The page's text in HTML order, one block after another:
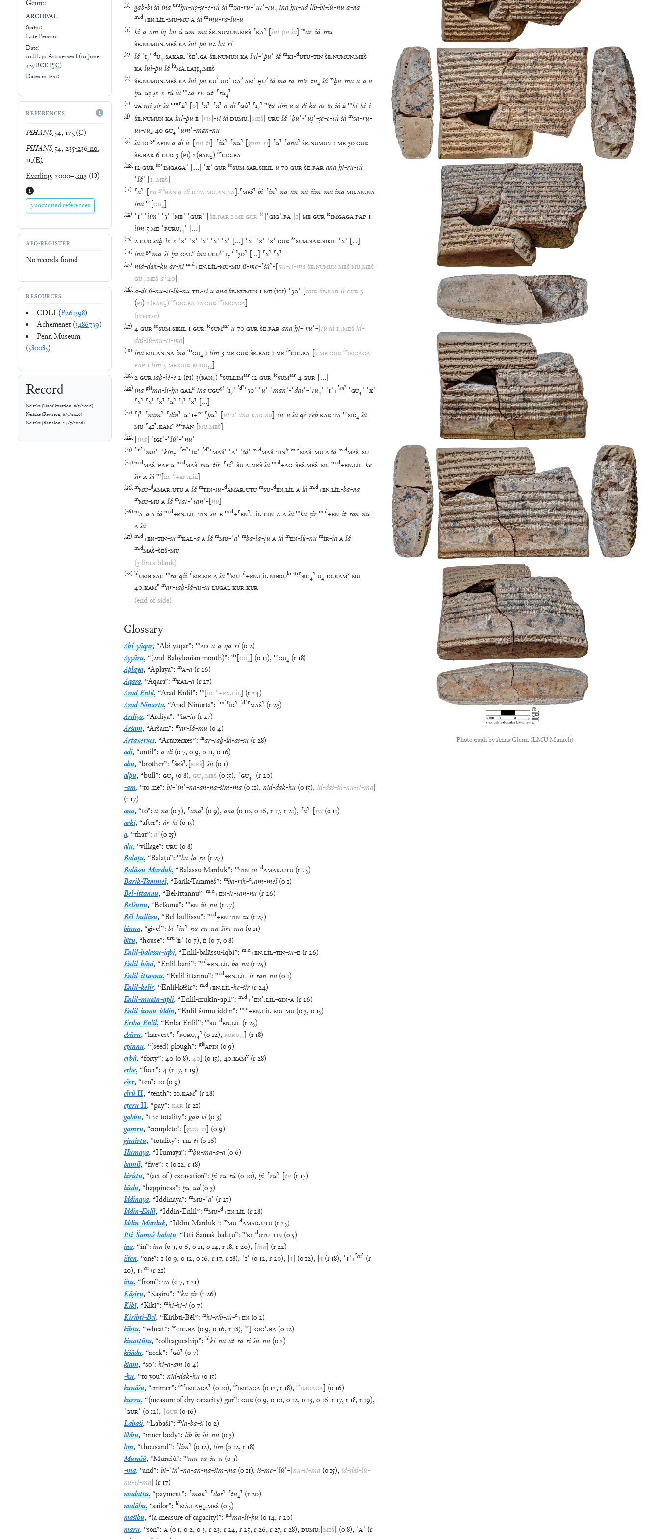
Genre:
ARCHIVAL
Script:
LatePersian
Date:
10.III.40 Artaxerxes I (10 June
425 BCEPJC)
Dates in text:
REFERENCES
PIHANS54, 175(C)
PIHANS54, 235-236 no.
11(E)
Everling, 2000–2013(D)
3 uncurated references
AFO-REGISTER
No records found
RESOURCES
CDLI (P261398)
Achemenet (3486739)
Penn Museum
(580085)
Record
Neitzke(Transliteration, 6/5/2026)
Neitzke(Revision, 6/5/2026)
Neitzke(Revision, 24/7/2026)
(3) gab-bišá ina uruḫu-uṣ-ṣe-e-túšá mza-ru-⸢ut⸣-tu₄ inaḫu-ud lìb-bi-šú-nua-na
m.d+EN.LÍL-MU-MUAšá mmu-ra-šu-u
(4) ki-a-am iq-bu-ú um-maŠE.NUMUN.MEŠ ⸢KA⸣ šul-pušá mar-šá-mu
ŠE.NUMUN.MEŠKAšul-pu uz-ba-ri
(5) šá ⸢I₇⸣ dU₄.SAKAR.⸢ŠE⸣.GAŠE.NUMUNKAšul-⸢pu⸣ šá mKI-dUTU-TINŠE.NUMUN.MEŠ
KAšul-pušá lúMÁ.LAḪ₄.MEŠ
(6) ŠE.NUMUN.MEŠKAšul-puKU? UD? DA? AM? ḪU? šá ina ta-mir-tu₄ šá mḫu-ma-a-a u
ḫu-uṣ-ṣe-e-túšá mza-ru-ut-⸢tu₄⸣
(7) TA mi-ṣiršá uru⸢É⸣ o -⸢x⸣-⸢x⸣ a-di ⸢GÚ⸣ ⸢I₇⸣ mta-lim ua-dika-as-lušáÉ mki-ki-i
(8) ŠE.NUMUNKAšul-puÉ rit -tišáDUMU. MEŠ URUšá ⸢ḫu⸣-⸢uṣ⸣-ṣe-e-túšá mza-ru-
ut-tu₄ 40GU₄ ⸢um⸣-man-nu
(9) šá 10 gišAPINa-di ú- nu-ti] -⸢šú⸣-⸢nu⸣ [gam-ri] ⸢u⸣ ⸢ana⸣ ŠE.NUMUN 1ME 30GUR
ŠE.BAR6GUR 3 (PI) 2(BAN₂) šeGIG.BA
(10) 12GUR še⸢IMGAGA⸣ … ⸢x⸣ GUR šeSUM.SAR.SIKIL u70GURŠE.BARanaḫi-ru-tú
⸢šá⸣ I₇.MEŠ
(11) ⸢a⸣- na gišBÁNa-dio.TAMU.AN.NA .⸢MEŠ⸣ bi-⸢in⸣-na-an-na-šim-ma inaMU.AN.NA
ina iti GU₄
(12) ⸢1⸣ ⸢lim⸣ ⸢3⸣ ⸢ME⸣ ⸢GUR⸣ ŠE.BAR 1 MEGUR še ⸢GIG⸣.BA 1 MEGUR šeIMGAGAPAP 1
lim 5ME ⸢BURU₁₄⸣ …
(13) 2GURsaḫ-lé-e ⸢x⸣ ⸢x⸣ ⸢x⸣ ⸢x⸣ ⸢x⸣ … ⸢x⸣ ⸢x⸣ ⸢x⸣ GUR šeSUM.SAR.SIKIL ⸢x⸣ …
(14) ina gišma-ši-ḫuGALu inaUGUḫi I₇ d⸢30⸣ … ⸢x⸣ ⸢x⸣
(15) nid-dak-kuár-ki m.d+EN.LÍL-MU-MU iš-me-⸢šú⸣- nu-ti-ma ŠE.NUMUN.MEŠMU.MEŠ
GU₄.MEŠaʾ40
(16) a-di ú-nu-ti-šú-nuTIL-tì uanaŠE.NUMUN 1ME!(igi) ⸢30⸣ GUR ŠE.BAR 6 GUR 3
(PI) 2(BAN₂) šeGIG.BA 12GUR šeIMGAGA
(reverse)
(17) 4GUR šeSUM.SIKIL 1GUR šeSUMsar u70GURŠE.BARanaḫi-⸢ru⸣- túšáI₇.MEŠ id-
daš-šú-nu-ti-ma
(18) inaMU.AN.NA ina itiGU₄ 1 lim 3MEGURŠE.BAR 1ME šeGIG.BA 1 MEGUR šeIMGAGA
PAP 1 lim 5MEGURBURU₁₄
(19) 2GURsaḫ-lé-e2 (PI) 3(BAN₂) úSULLIMsar 12GUR šeSUMsar 4GUR …
(20) ina gišma-ši-ḫuGALu inaUGUḫi ⸢I₇⸣ ⸢d⸣ ⸢30⸣ ⸢u⸣ ⸢man⸣-⸢dat⸣-⸢tu₄⸣ ⸢1⸣+⸢en⸣ ⸢GU₄⸣ ⸢x⸣
⸢x⸣ ⸢x⸣ ⸢x⸣ ⸢u⸣ ⸢1⸣ ⸢x⸣ …
(21) ⸢i⸣-⸢nam⸣-⸢din⸣-uʾ 1+en ⸢pu⸣- ut 2i anaKAR na -šu-ušáqé-rebKARTA itiSIG₄ šá
MU ⸢41⸣.KAMv gišBÁN MU.MEŠ
(22) ina ⸢IGI⸣-⸢šú⸣-⸢nu⸣
(23) ⸢lú⸣ ⸢mu⸣-⸢kin₇⸣ ⸢m⸣ ⸢ÌR⸣-⸢d⸣ ⸢MAŠ⸣ ⸢A⸣ ⸢šá⸣ m.dMAŠ-TINiṭ m.dMAŠ-MUAšá m.dMAŠ-SU
(24) m.dMAŠ-PAP u m.dMAŠ-mu-tir-⸢ri⸣-ŠUA.MEŠšá m.d+AG-ŠEŠ.MEŠ-MU m.d+EN.LÍL-ke-
šìrAšá m[ ÌR-d+EN.LÍL
(25) mMU-dAMAR.UTUAšá mTIN-su-dAMAR.UTU mSU-dEN.LÍLAšá m.d+EN.LÍL-ba-na
mMU-MUAšá mtat-⸢tan⸣- nu
(26) mA-aAšá m.d+EN.LÍL-TIN-su-E m.d+⸢EN⸣.LÍL-GIN-AAšá mka-ṣir m.d+EN-it-tan-nu
Ašá
(27) m.d+EN-TIN-su mKAL-aAšá mMU-⸢a⸣ mba-la-ṭuAšá mEN-šú-nu mÌR-íaAšá
m.dMAŠ-ŠEŠ-MU
(3 lines blank)
(28) lúUMBISAG mta-qiš-dME.MEAšá mMU-d+EN.LÍLNIBRUki iti⸢SIG₄⸣ U₄ 10.KAMv MU
40.KAMv mar-taḫ-šá-as-suLUGALKUR.KUR
(end of side)
Glossary
Abi-yāqar, “Abi-yāqar”: mAD-a-a-qa-ri(o2)
Ayyāru, “(2nd Babylonian month)”: iti GU₄ (o 11), itiGU₄ (r 18)
Aplaya, “Aplaya”: mA-a (r26)
Aqara, “Aqara”: mKAL-a (r27)
Arad-Enlil, “Arad-Enlil”: m[ ÌR-d+EN.LÍL (r24)
Arad-Ninurta, “Arad-Ninurta”: ⸢m⸣ ⸢ÌR⸣-⸢d⸣ ⸢MAŠ⸣ (r23)
Ardiya, “Ardiya”: mÌR-ía (r27)
Aršam, “Aršam”: mar-šá-mu (o4)
Artaxerxes, “Artaxerxes”: mar-taḫ-šá-as-su (r28)
adi, “until”: a-di(o7,o9,o 11,o 16)
ahu, “brother”: ⸢ŠEŠ⸣. MEŠ -šú (o 1)
alpu, “bull”: GU₄ (o8),GU₄.MEŠ (o 15), ⸢GU₄⸣ (r20)
-am, “to me”: bi-⸢in⸣-na-an-na-šim-ma (o 11), nid-dak-ku (o 15), id-daš-šú-nu-ti-ma
(r 17)
ana, “to”: a-na (o 3), ⸢ana⸣ (o9),ana (o 10,o 16,r 17,r21), ⸢a⸣- na (o 11)
arki, “after”: ár-ki(o 15)
ā, “that”: aʾ(o 15)
ālu, “village”: URU(o8)
Balaṭu, “Balaṭu”: mba-la-ṭu (r27)
Balāssu-Marduk, “Balāssu-Marduk”: mTIN-su-dAMAR.UTU(r25)
Barik-Tammeš, “Barik-Tammeš”: mba-rik-dtam-meš(o 1)
Bel-ittannu, “Bel-ittannu”: m.d+EN-it-tan-nu (r26)
Belšunu, “Belšunu”: mEN-šú-nu (r27)
Bēl-bullissu, “Bēl-bullissu”: m.d+EN-TIN-su (r27)
binna, “give!”: bi-⸢in⸣-na-an-na-šim-ma (o 11)
bītu, “house”: uru⸢É⸣ (o7),É (o7,o8)
Enlil-balāssu-iqbi, “Enlil-balāssu-iqbi”: m.d+EN.LÍL-TIN-su-E (r26)
Enlil-bāni, “Enlil-bāni”: m.d+EN.LÍL-ba-na (r25)
Enlil-ittannu, “Enlil-ittannu”: m.d+EN.LÍL-it-tan-nu (o 1)
Enlil-kēšir, “Enlil-kēšir”: m.d+EN.LÍL-ke-šìr(r24)
Enlil-mukīn-apli, “Enlil-mukīn-apli”: m.d+⸢EN⸣.LÍL-GIN-A (r26)
Enlil-šumu-iddin, “Enlil-šumu-iddin”: m.d+EN.LÍL-MU-MU(o 3,o 15)
Erība-Enlil, “Erība-Enlil”: mSU-dEN.LÍL (r25)
ebūru, “harvest”: ⸢BURU₁₄⸣ (o 12),BURU₁₄ (r 18)
epinnu, “(seed) plough”: gišAPIN (o9)
erbâ, “forty”: 40 (o8),40 (o 15),40.KAMv (r28)
erbe, “four”: 4 (r 17,r 19)
ešer, “ten”: 10 (o9)
ešrûII, “tenth”: 10.KAMv (r28)
eṭēruII, “pay”: KAR (r21)
gabbu, “the totality”:gab-bi(o 3)
gamru, “complete”: [gam-ri] (o9)
gimirtu, “totality”: TIL-tì(o 16)
Humaya, “Humaya”: mḫu-ma-a-a (o6)
hamiš, “five”: 5 (o 12,r 18)
hirûtu, “(act of) excavation”: ḫi-ru-tú (o 10),ḫi-⸢ru⸣- tú (r 17)
hūdu, “happiness”: ḫu-ud(o 3)
Iddinaya, “Iddinaya”: mMU-⸢a⸣ (r27)
Iddin-Enlil, “Iddin-Enlil”: mMU-d+EN.LÍL (r28)
Iddin-Marduk, “Iddin-Marduk”: mMU-dAMAR.UTU(r25)
Itti-Šamaš-balaṭu, “Itti-Šamaš-balaṭu”: mKI-dUTU-TIN (o 5)
ina, “in”: ina (o 3,o6,o 11,o 14,r 18,r20), ina (r22)
ištēn, “one”: 1 (o9,o 12,o 16,r 17,r 18), ⸢1⸣ (o 12,r20), 1 (o 12), 1 (r 18), ⸢1⸣+⸢en⸣ (r
20), 1+en (r21)
ištu, “from”: TA (o7,r21)
Kāṣiru, “Kāṣiru”: mka-ṣir(r26)
Kikī, “Kikī”: mki-ki-i(o7)
Kiribti-Bēl, “Kiribti-Bēl”: mki-rib-tú-d+EN (o2)
kibtu, “wheat”: šeGIG.BA (o9,o 16,r 18), še ⸢GIG⸣.BA (o 12)
kinattūtu, “colleagueship”: lúki-na-at-ta-ti-šú-nu (o2)
kišādu, “neck”: ⸢GÚ⸣ (o7)
kīam, “so”: ki-a-am (o4)
-ku, “to you”: nid-dak-ku (o 15)
kunāšu, “emmer”: še⸢IMGAGA⸣ (o 10), šeIMGAGA (o 12,r 18), šeIMGAGA (o 16)
kurru, “(measure of dry capacity) gur”: GUR (o9,o 10,o 12,o 13,o 16,r 17,r 18,r 19),
⸢GUR⸣ (o 12), GUR (o 16)
Labaši, “Labaši”: mla-ba-ši(o2)
libbu, “inner body”: lìb-bi-šú-nu (o 3)
līm, “thousand”: ⸢lim⸣ (o 12), lim (o 12,r 18)
Murašû, “Murašû”: mmu-ra-šu-u (o 3)
-ma, “and”: bi-⸢in⸣-na-an-na-šim-ma (o 11), iš-me-⸢šú⸣- nu-ti-ma (o 15), id-daš-šú-
nu-ti-ma (r 17)
madattu, “payment”: ⸢man⸣-⸢dat⸣-⸢tu₄⸣ (r20)
malāhu, “sailor”: lúMÁ.LAḪ₄.MEŠ (o 5)
mašīhu, “(a measure of capacity)”: gišma-ši-ḫu (o 14,r20)
māru, “son”: A (o 1,o2,o 3,r23,r24,r25,r26,r27,r28),DUMU. MEŠ (o8), ⸢A⸣ (r
Photograph byAnna Glenn (LMU Munich)